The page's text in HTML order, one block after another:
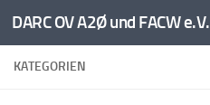
Unter dem Inhalt
DARC OV A2Ø und FACW e.V.
KATEGORIEN